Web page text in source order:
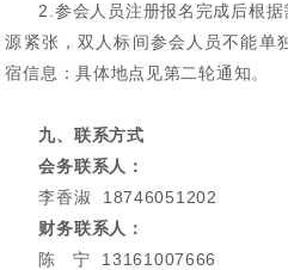
2.参会人员注册报名完成后根
源紧张，双人标间参会人员不能单
宿信息：具体地点见第二轮通知。
九、联系方式
会务联系人：
李香淑 18746051202
财务联系人：
陈 宁 13161007666